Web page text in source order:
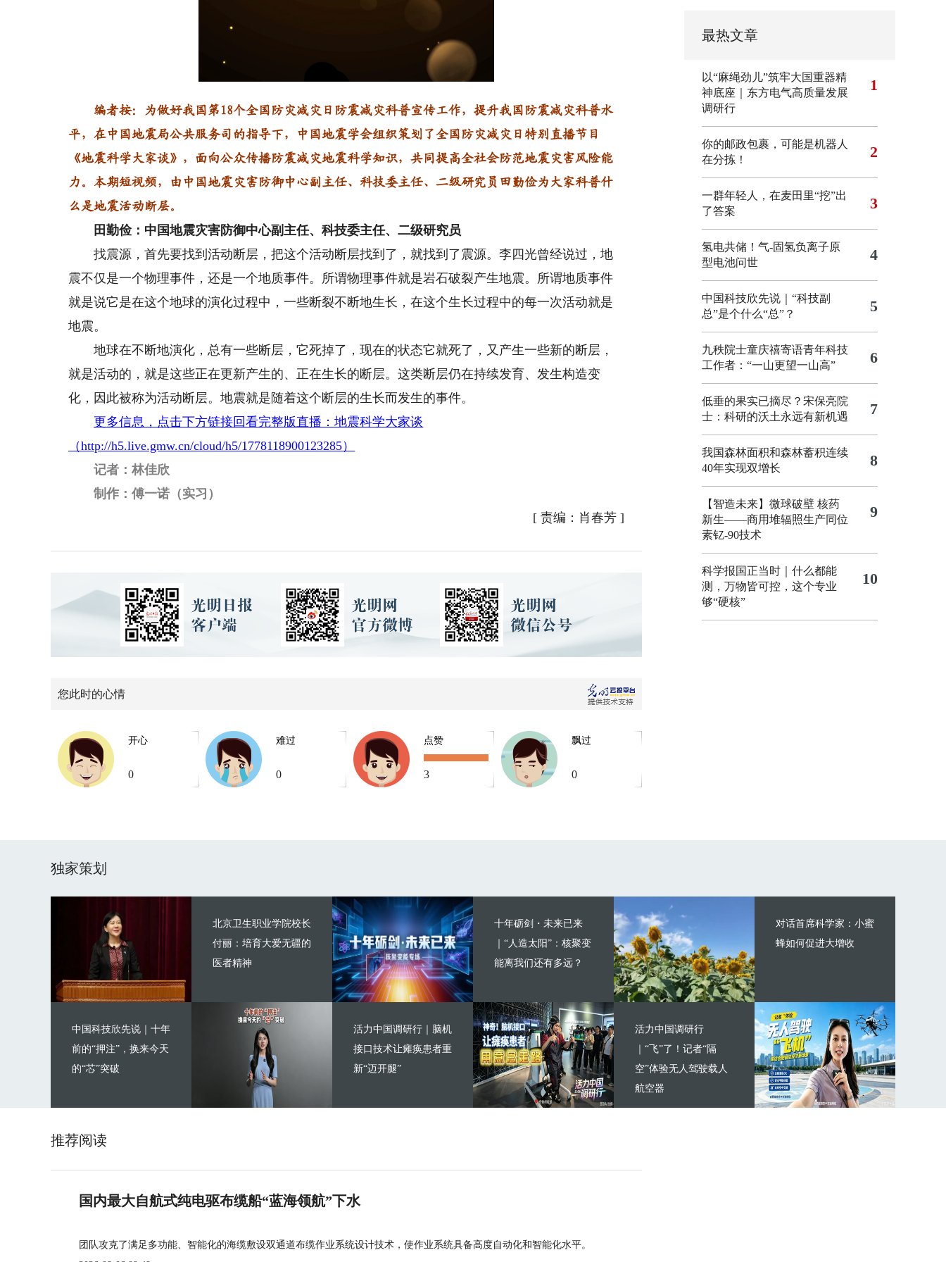
编者按：为做好我国第18个全国防灾减灾日防震减灾科普宣传工作，提升我国防震减灾科普水
平，在中国地震局公共服务司的指导下，中国地震学会组织策划了全国防灾减灾日特别直播节目
《地震科学大家谈》，面向公众传播防震减灾地震科学知识，共同提高全社会防范地震灾害风险能
力。本期短视频，由中国地震灾害防御中心副主任、科技委主任、二级研究员田勤俭为大家科普什
么是地震活动断层。
田勤俭：中国地震灾害防御中心副主任、科技委主任、二级研究员
找震源，首先要找到活动断层，把这个活动断层找到了，就找到了震源。李四光曾经说过，地
震不仅是一个物理事件，还是一个地质事件。所谓物理事件就是岩石破裂产生地震。所谓地质事件
就是说它是在这个地球的演化过程中，一些断裂不断地生长，在这个生长过程中的每一次活动就是
地震。
地球在不断地演化，总有一些断层，它死掉了，现在的状态它就死了，又产生一些新的断层，
就是活动的，就是这些正在更新产生的、正在生长的断层。这类断层仍在持续发育、发生构造变
化，因此被称为活动断层。地震就是随着这个断层的生长而发生的事件。
更多信息，点击下方链接回看完整版直播：地震科学大家谈
（http://h5.live.gmw.cn/cloud/h5/1778118900123285）
记者：林佳欣
制作：傅一诺（实习）
[ 责编：肖春芳 ]
您此时的心情
开心
0
难过
0
点赞
3
飘过
0
最热文章
以“麻绳劲儿”筑牢大国重器精
神底座｜东方电气高质量发展
调研行
1
你的邮政包裹，可能是机器人
在分拣！
2
一群年轻人，在麦田里“挖”出
了答案
3
氢电共储！气-固氢负离子原
型电池问世
4
中国科技欣先说｜“科技副
总”是个什么“总”？
5
九秩院士童庆禧寄语青年科技
工作者：“一山更望一山高”
6
低垂的果实已摘尽？宋保亮院
士：科研的沃土永远有新机遇
7
我国森林面积和森林蓄积连续
40年实现双增长
8
【智造未来】微球破壁 核药
新生——商用堆辐照生产同位
素钇-90技术
9
科学报国正当时｜什么都能
测，万物皆可控，这个专业
够“硬核”
10
独家策划
北京卫生职业学院校长
付丽：培育大爱无疆的
医者精神
中国科技欣先说｜十年
前的“押注”，换来今天
的“芯”突破
十年砺剑・未来已来
｜“人造太阳”：核聚变
能离我们还有多远？
活力中国调研行｜脑机
接口技术让瘫痪患者重
新“迈开腿”
对话首席科学家：小蜜
蜂如何促进大增收
活力中国调研行
｜“飞”了！记者“隔
空”体验无人驾驶载人
航空器
推荐阅读
国内最大自航式纯电驱布缆船“蓝海领航”下水
团队攻克了满足多功能、智能化的海缆敷设双通道布缆作业系统设计技术，使作业系统具备高度自动化和智能化水平。